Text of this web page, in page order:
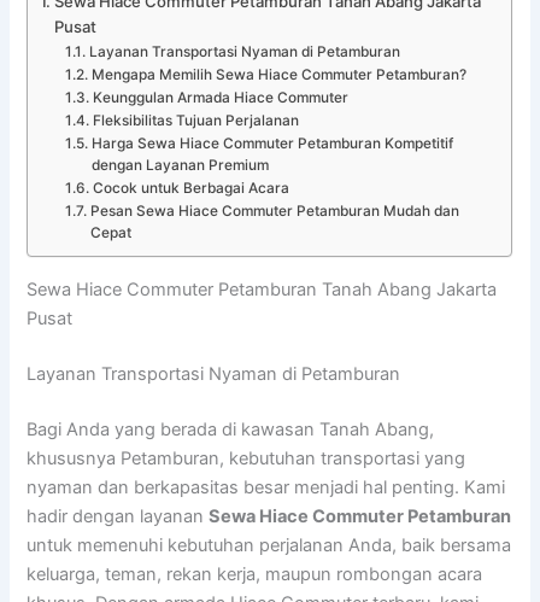
Pusat
Layanan Transportasi Nyaman di Petamburan
Mengapa Memilih Sewa Hiace Commuter Petamburan?
Keunggulan Armada Hiace Commuter
Fleksibilitas Tujuan Perjalanan
Harga Sewa Hiace Commuter Petamburan Kompetitif
dengan Layanan Premium
Cocok untuk Berbagai Acara
Pesan Sewa Hiace Commuter Petamburan Mudah dan
Cepat
Sewa Hiace Commuter Petamburan Tanah Abang Jakarta
Pusat
Layanan Transportasi Nyaman di Petamburan
Bagi Anda yang berada di kawasan Tanah Abang,
khususnya Petamburan, kebutuhan transportasi yang
nyaman dan berkapasitas besar menjadi hal penting. Kami
hadir dengan layananSewa Hiace Commuter Petamburan
untuk memenuhi kebutuhan perjalanan Anda, baik bersama
keluarga, teman, rekan kerja, maupun rombongan acara